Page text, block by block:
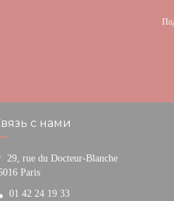
с нами
29, rue du Docteur-Blanche
Paris((открывается в новом окне))
01 42 24 19 33